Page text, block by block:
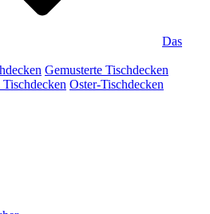
Das
Gemusterte Tischdecken
Oster-Tischdecken